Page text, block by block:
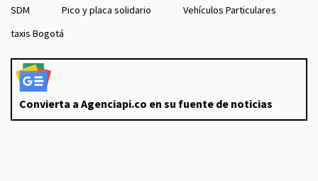
SDM
Pico y placa solidario
Vehículos Particulares
taxis Bogotá
Convierta a Agenciapi.co en su fuente de noticias